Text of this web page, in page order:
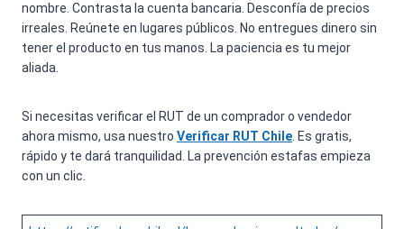
nombre. Contrasta la cuenta bancaria. Desconfía de precios
irreales. Reúnete en lugares públicos. No entregues dinero sin
tener el producto en tus manos. La paciencia es tu mejor
aliada.
Si necesitas verificar el RUT de un comprador o vendedor
ahora mismo, usa nuestro Verificar RUT Chile. Es gratis,
rápido y te dará tranquilidad. La prevención estafas empieza
con un clic.